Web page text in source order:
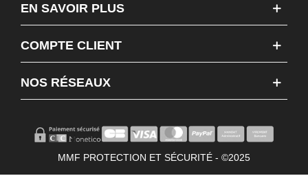
EN SAVOIR PLUS
COMPTE CLIENT
NOS RÉSEAUX
MMF PROTECTION ET SÉCURITÉ - ©2025